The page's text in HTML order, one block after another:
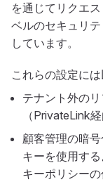
を通じてリクエ
ベルのセキュリ
しています。
これらの設定に
テナント外の
（PrivateLink経
顧客管理の暗
キーを使用す
キーポリシー